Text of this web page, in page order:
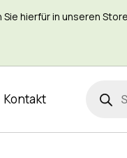
hierfür in unseren
Kontakt